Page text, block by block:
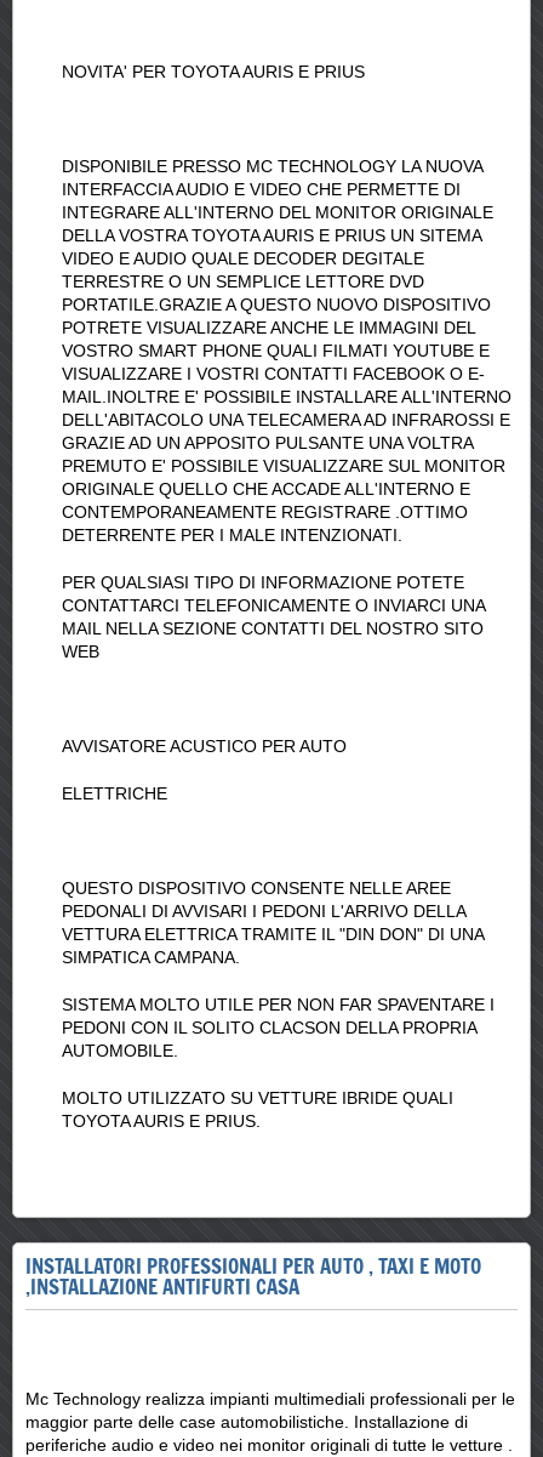
NOVITA' PER TOYOTA AURIS E PRIUS
DISPONIBILE PRESSO MC TECHNOLOGY LA NUOVA
INTERFACCIA AUDIO E VIDEO CHE PERMETTE DI
INTEGRARE ALL'INTERNO DEL MONITOR ORIGINALE
DELLA VOSTRA TOYOTA AURIS E PRIUS UN SITEMA
VIDEO E AUDIO QUALE DECODER DEGITALE
TERRESTRE O UN SEMPLICE LETTORE DVD
PORTATILE.GRAZIE A QUESTO NUOVO DISPOSITIVO
POTRETE VISUALIZZARE ANCHE LE IMMAGINI DEL
VOSTRO SMART PHONE QUALI FILMATI YOUTUBE E
VISUALIZZARE I VOSTRI CONTATTI FACEBOOK O E-
MAIL.INOLTRE E' POSSIBILE INSTALLARE ALL'INTERNO
DELL'ABITACOLO UNA TELECAMERA AD INFRAROSSI E
GRAZIE AD UN APPOSITO PULSANTE UNA VOLTRA
PREMUTO E' POSSIBILE VISUALIZZARE SUL MONITOR
ORIGINALE QUELLO CHE ACCADE ALL'INTERNO E
CONTEMPORANEAMENTE REGISTRARE .OTTIMO
DETERRENTE PER I MALE INTENZIONATI.
PER QUALSIASI TIPO DI INFORMAZIONE POTETE
CONTATTARCI TELEFONICAMENTE O INVIARCI UNA
MAIL NELLA SEZIONE CONTATTI DEL NOSTRO SITO
WEB
AVVISATORE ACUSTICO PER AUTO
ELETTRICHE
QUESTO DISPOSITIVO CONSENTE NELLE AREE
PEDONALI DI AVVISARI I PEDONI L'ARRIVO DELLA
VETTURA ELETTRICA TRAMITE IL "DIN DON" DI UNA
SIMPATICA CAMPANA.
SISTEMA MOLTO UTILE PER NON FAR SPAVENTARE I
PEDONI CON IL SOLITO CLACSON DELLA PROPRIA
AUTOMOBILE.
MOLTO UTILIZZATO SU VETTURE IBRIDE QUALI
TOYOTA AURIS E PRIUS.
INSTALLATORI PROFESSIONALI PER AUTO , TAXI E MOTO
,INSTALLAZIONE ANTIFURTI CASA
Mc Technology realizza impianti multimediali professionali per le
maggior parte delle case automobilistiche. Installazione di
periferiche audio e video nei monitor originali di tutte le vetture .